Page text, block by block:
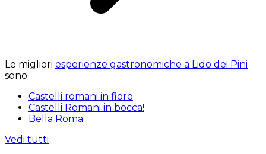
Le migliori esperienze gastronomiche a Lido dei Pini
sono:
Castelli romani in fiore
Castelli Romani in bocca!
Bella Roma
Vedi tutti